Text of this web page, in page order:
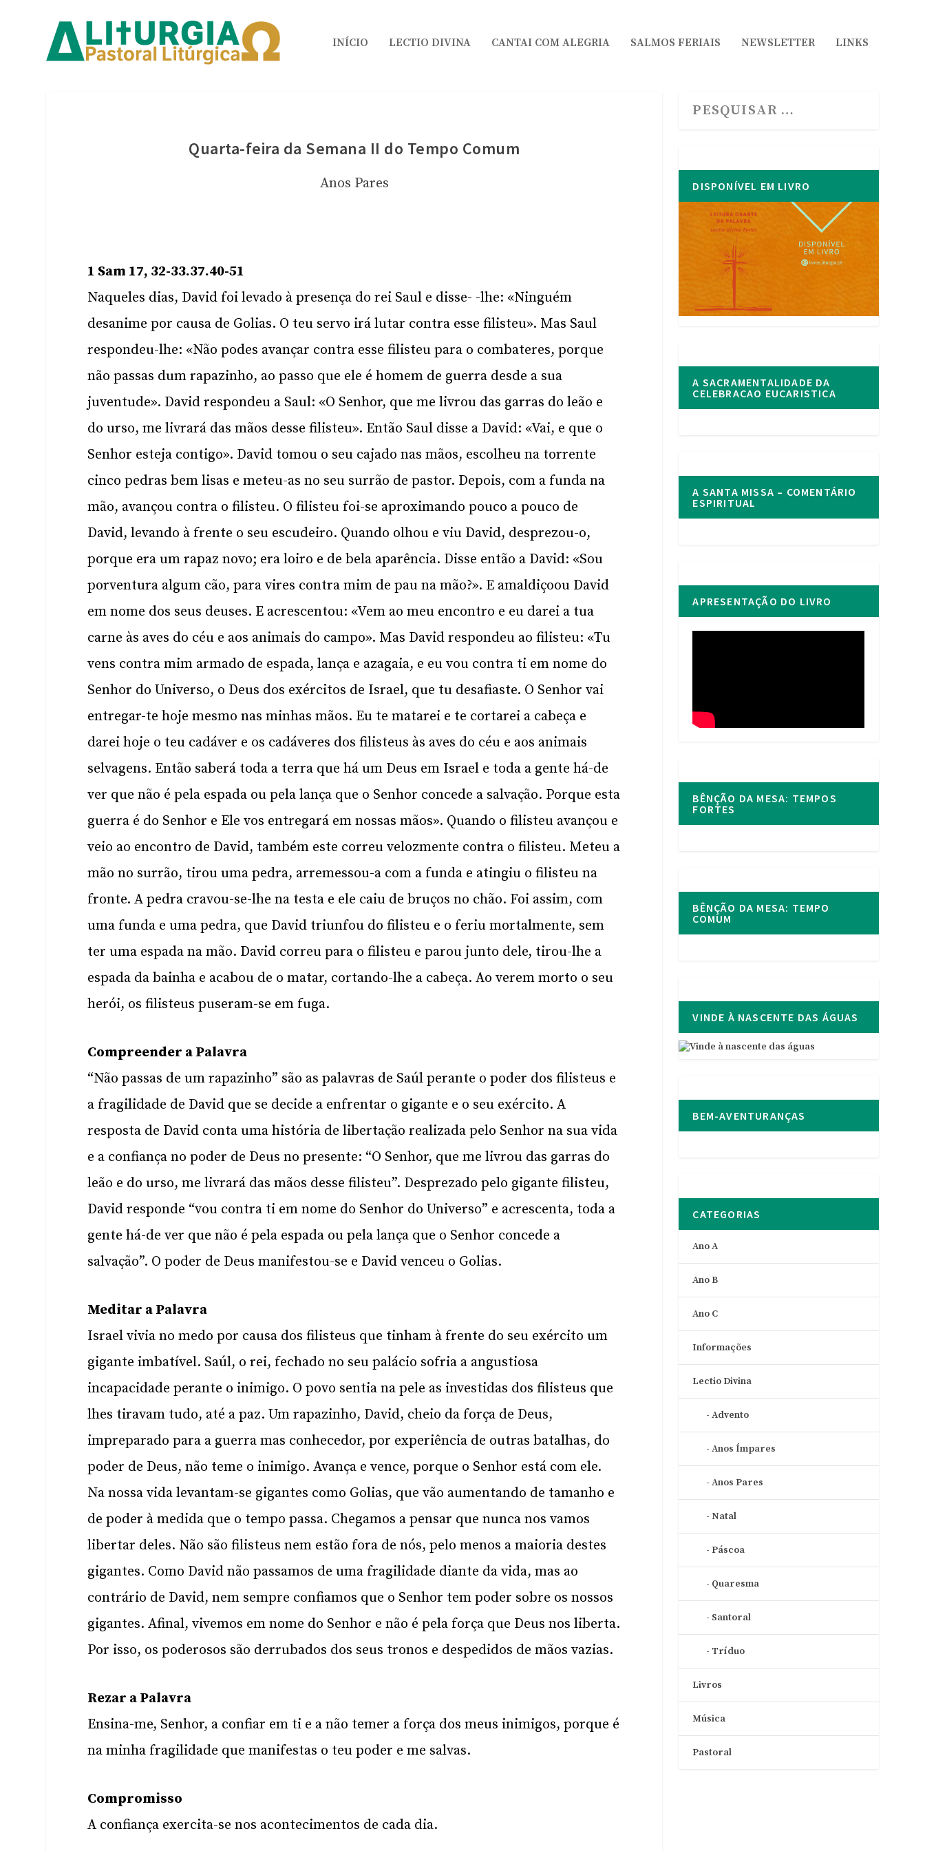
INÍCIO LECTIO DIVINA CANTAI COM ALEGRIA SALMOS FERIAIS NEWSLETTER LINKS
Quarta-feira da Semana II do Tempo Comum
Anos Pares
1 Sam 17, 32-33.37.40-51
Naqueles dias, David foi levado à presença do rei Saul e disse- -lhe: «Ninguém
desanime por causa de Golias. O teu servo irá lutar contra esse filisteu». Mas Saul
respondeu-lhe: «Não podes avançar contra esse filisteu para o combateres, porque
não passas dum rapazinho, ao passo que ele é homem de guerra desde a sua
juventude». David respondeu a Saul: «O Senhor, que me livrou das garras do leão e
do urso, me livrará das mãos desse filisteu». Então Saul disse a David: «Vai, e que o
Senhor esteja contigo». David tomou o seu cajado nas mãos, escolheu na torrente
cinco pedras bem lisas e meteu-as no seu surrão de pastor. Depois, com a funda na
mão, avançou contra o filisteu. O filisteu foi-se aproximando pouco a pouco de
David, levando à frente o seu escudeiro. Quando olhou e viu David, desprezou-o,
porque era um rapaz novo; era loiro e de bela aparência. Disse então a David: «Sou
porventura algum cão, para vires contra mim de pau na mão?». E amaldiçoou David
em nome dos seus deuses. E acrescentou: «Vem ao meu encontro e eu darei a tua
carne às aves do céu e aos animais do campo». Mas David respondeu ao filisteu: «Tu
vens contra mim armado de espada, lança e azagaia, e eu vou contra ti em nome do
Senhor do Universo, o Deus dos exércitos de Israel, que tu desafiaste. O Senhor vai
entregar-te hoje mesmo nas minhas mãos. Eu te matarei e te cortarei a cabeça e
darei hoje o teu cadáver e os cadáveres dos filisteus às aves do céu e aos animais
selvagens. Então saberá toda a terra que há um Deus em Israel e toda a gente há-de
ver que não é pela espada ou pela lança que o Senhor concede a salvação. Porque esta
guerra é do Senhor e Ele vos entregará em nossas mãos». Quando o filisteu avançou e
veio ao encontro de David, também este correu velozmente contra o filisteu. Meteu a
mão no surrão, tirou uma pedra, arremessou-a com a funda e atingiu o filisteu na
fronte. A pedra cravou-se-lhe na testa e ele caiu de bruços no chão. Foi assim, com
uma funda e uma pedra, que David triunfou do filisteu e o feriu mortalmente, sem
ter uma espada na mão. David correu para o filisteu e parou junto dele, tirou-lhe a
espada da bainha e acabou de o matar, cortando-lhe a cabeça. Ao verem morto o seu
herói, os filisteus puseram-se em fuga.
Compreender a Palavra
“Não passas de um rapazinho” são as palavras de Saúl perante o poder dos filisteus e
a fragilidade de David que se decide a enfrentar o gigante e o seu exército. A
resposta de David conta uma história de libertação realizada pelo Senhor na sua vida
e a confiança no poder de Deus no presente: “O Senhor, que me livrou das garras do
leão e do urso, me livrará das mãos desse filisteu”. Desprezado pelo gigante filisteu,
David responde “vou contra ti em nome do Senhor do Universo” e acrescenta, toda a
gente há-de ver que não é pela espada ou pela lança que o Senhor concede a
salvação”. O poder de Deus manifestou-se e David venceu o Golias.
Meditar a Palavra
Israel vivia no medo por causa dos filisteus que tinham à frente do seu exército um
gigante imbatível. Saúl, o rei, fechado no seu palácio sofria a angustiosa
incapacidade perante o inimigo. O povo sentia na pele as investidas dos filisteus que
lhes tiravam tudo, até a paz. Um rapazinho, David, cheio da força de Deus,
impreparado para a guerra mas conhecedor, por experiência de outras batalhas, do
poder de Deus, não teme o inimigo. Avança e vence, porque o Senhor está com ele.
Na nossa vida levantam-se gigantes como Golias, que vão aumentando de tamanho e
de poder à medida que o tempo passa. Chegamos a pensar que nunca nos vamos
libertar deles. Não são filisteus nem estão fora de nós, pelo menos a maioria destes
gigantes. Como David não passamos de uma fragilidade diante da vida, mas ao
contrário de David, nem sempre confiamos que o Senhor tem poder sobre os nossos
gigantes. Afinal, vivemos em nome do Senhor e não é pela força que Deus nos liberta.
Por isso, os poderosos são derrubados dos seus tronos e despedidos de mãos vazias.
Rezar a Palavra
Ensina-me, Senhor, a confiar em ti e a não temer a força dos meus inimigos, porque é
na minha fragilidade que manifestas o teu poder e me salvas.
Compromisso
A confiança exercita-se nos acontecimentos de cada dia.
DISPONÍVEL EM LIVRO
A SACRAMENTALIDADE DA
CELEBRACAO EUCARISTICA
A SANTA MISSA – COMENTÁRIO
ESPIRITUAL
APRESENTAÇÃO DO LIVRO
BÊNÇÃO DA MESA: TEMPOS
FORTES
BÊNÇÃO DA MESA: TEMPO
COMUM
VINDE À NASCENTE DAS ÁGUAS
BEM-AVENTURANÇAS
CATEGORIAS
Ano A
Ano B
Ano C
Informações
Lectio Divina
Advento
Anos Ímpares
Anos Pares
Natal
Páscoa
Quaresma
Santoral
Tríduo
Livros
Música
Pastoral